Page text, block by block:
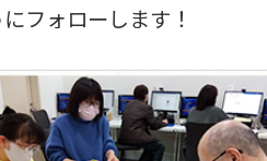
フォローします！